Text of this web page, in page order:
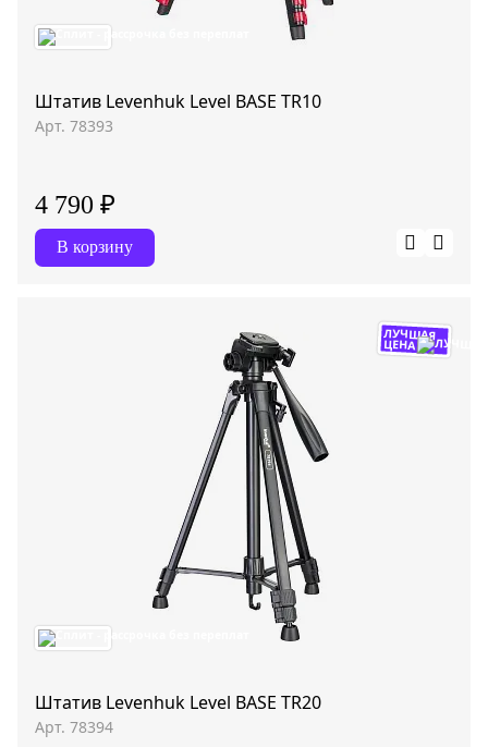
Штатив Levenhuk Level BASE TR10
Арт. 78393
4 790 ₽
В корзину
ЛУЧШАЯ
ЦЕНА
Штатив Levenhuk Level BASE TR20
Арт. 78394